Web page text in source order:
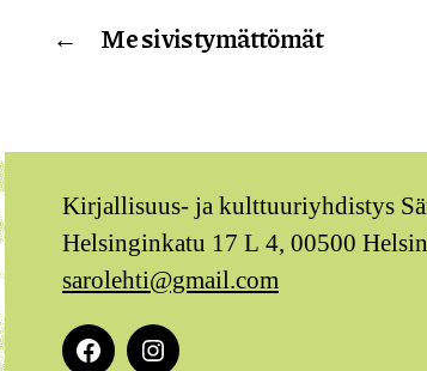
←
Me sivistymättömät
Kirjallisuus- ja kulttuuriyhdistys
Helsinginkatu 17 L 4, 00500
sarolehti@gmail.com